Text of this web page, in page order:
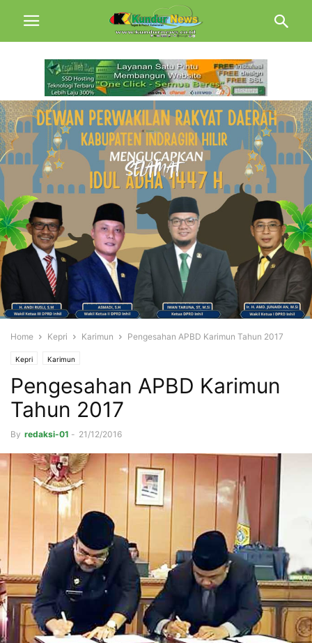
Home Kepri Karimun Pengesahan APBD Karimun Tahun 2017
Kepri Karimun
Pengesahan APBD Karimun
Tahun 2017
By redaksi-01 - 21/12/2016